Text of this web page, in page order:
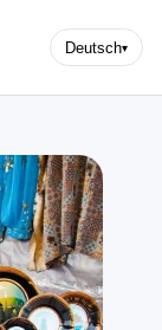
Deutsch▾